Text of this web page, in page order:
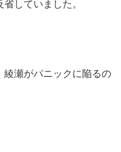
していました。
綾瀬がパニックに陥るの